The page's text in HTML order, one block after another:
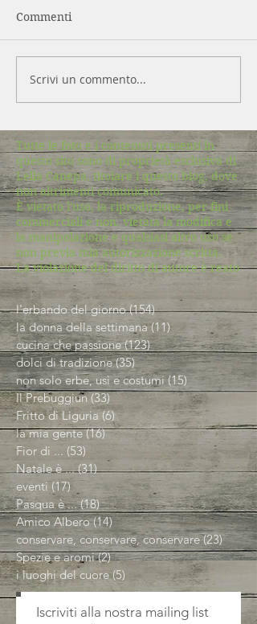
Commenti
Scrivi un commento...
Tutte le foto e i contenuti presenti in
questo sito sono di proprietà esclusiva di
Lella Canepa, titolare i questo blog, dove
non altrimenti comunicato.
È vietato l'uso, la riproduzione, per fini
commerciali e non, vietata la modifica e
la manipolazione e qualsiasi altro uso se
non previa mia autorizzazione scritta.
La violazione del diritto di autore è reato
l'erbando del giorno (154)154 post
la donna della settimana (11)11 post
cucina che passione (123)123 post
dolci di tradizione (35) 35 post
non solo erbe, usi e costumi (15)15 post
Il Prebuggiun (33) 33 post
Fritto di Liguria (6)6 post
la mia gente (16)16 post
Fior di ... (53)53 post
Natale è ... (31)31 post
eventi (17) 17 post
Pasqua è ... (18)18 post
Amico Albero (14) 14 post
conservare, conservare, conservare (23)23 post
Spezie e aromi (2)2 post
i luoghi del cuore (5)
Iscriviti alla nostra mailing list